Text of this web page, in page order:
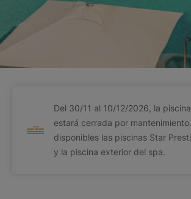
Del 30/11 al 10/12/2026, la
estará cerrada por
disponibles las piscinas Star
y la piscina exterior del spa.